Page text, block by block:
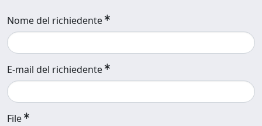
Nome del richiedente
E-mail del richiedente
File